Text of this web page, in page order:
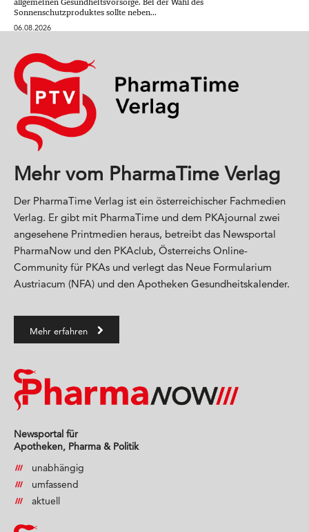
allgemeinen Gesundheitsvorsorge. Bei der Wahl des
Sonnenschutzproduktes sollte neben...
06.08.2026
Mehr vom PharmaTime Verlag
Der PharmaTime Verlag ist ein österreichischer Fachmedien
Verlag. Er gibt mit PharmaTime und dem PKAjournal zwei
angesehene Printmedien heraus, betreibt das Newsportal
PharmaNow und den PKAclub, Österreichs Online-
Community für PKAs und verlegt das Neue Formularium
Austriacum (NFA) und den Apotheken Gesundheitskalender.
Mehr erfahren
Newsportal für
Apotheken, Pharma & Politik
unabhängig
umfassend
aktuell